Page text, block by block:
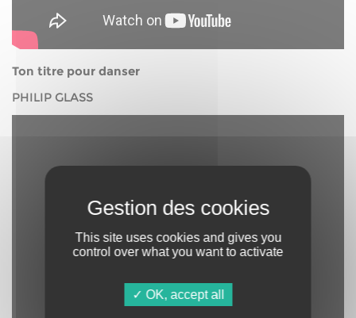
Ton titre pour danser
PHILIP GLASS
This site uses cookies and gives you
control over what you want to activate
OK, accept all